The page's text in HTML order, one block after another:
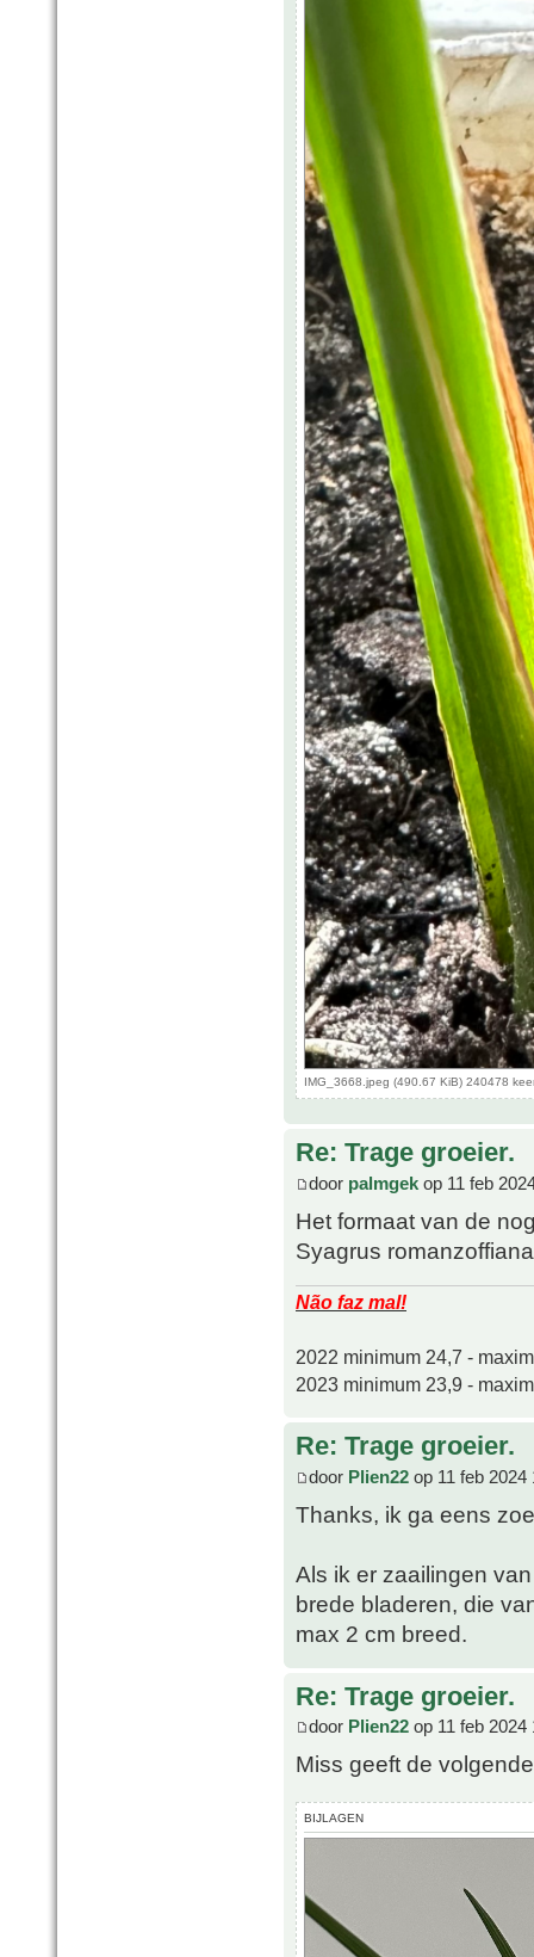
IMG_3668.jpeg (490.67 KiB) 240478
Re: Trage groeier.
door palmgek op 11 feb
Het formaat van de
Syagrus
Não faz mal!
2022 minimum 24,7 -
2023 minimum 23,9 -
Re: Trage groeier.
door Plien22 op 11 feb 2024
Thanks, ik ga eens
Als ik er zaailingen
brede bladeren, die
max 2 cm breed.
Re: Trage groeier.
door Plien22 op 11 feb 2024
Miss geeft de
BIJLAGEN